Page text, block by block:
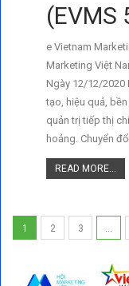
(eVMS
e Vietnam
Marketing Việt
Ngày 12/12/2020
tạo, hiệu quả,
quản trị tiếp thị
hoảng. Chuyển
READ MORE...
1 2 3 …